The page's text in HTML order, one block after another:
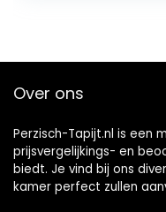
Over ons
Perzisch-Tapijt.nl is een
prijsvergelijkings- en
biedt. Je vind bij ons
kamer perfect zullen